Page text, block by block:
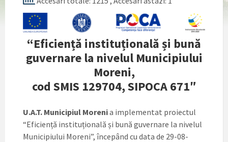
“Eficiență instituțională și bună
guvernare la nivelul Municipiului
Moreni,
cod SMIS 129704, SIPOCA 671″
U.A.T. Municipiul Morenia implementat proiectul
“Eficiență instituțională și bună guvernare la nivelul
Municipiului Moreni”, începând cu data de 29-08-